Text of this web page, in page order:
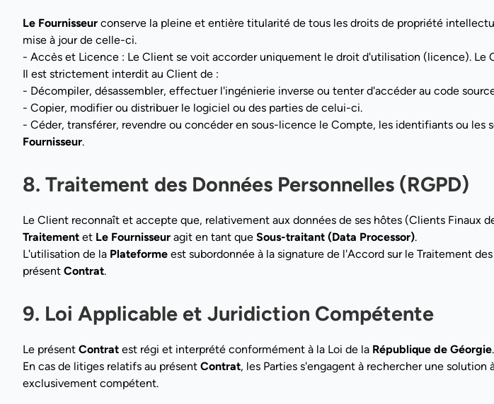
Le Fournisseur conserve la pleine et entière titularité de tous les droits de propriété
mise à jour de celle-ci.
- Accès et Licence : Le Client se voit accorder uniquement le droit d'utilisation (licence). Le
Il est strictement interdit au Client de :
- Décompiler, désassembler, effectuer l'ingénierie inverse ou tenter d'accéder au code
- Copier, modifier ou distribuer le logiciel ou des parties de celui-ci.
- Céder, transférer, revendre ou concéder en sous-licence le Compte, les identifiants ou les
Fournisseur.
8. Traitement des Données Personnelles (RGPD)
Le Client reconnaît et accepte que, relativement aux données de ses hôtes (Clients Finaux
Traitement et Le Fournisseur agit en tant que Sous-traitant (Data Processor).
L'utilisation de la Plateforme est subordonnée à la signature de l'Accord sur le Traitement
présent Contrat.
9. Loi Applicable et Juridiction Compétente
Le présent Contrat est régi et interprété conformément à la Loi de la République de Géorgie.
En cas de litiges relatifs au présent Contrat, les Parties s'engagent à rechercher une
exclusivement compétent.